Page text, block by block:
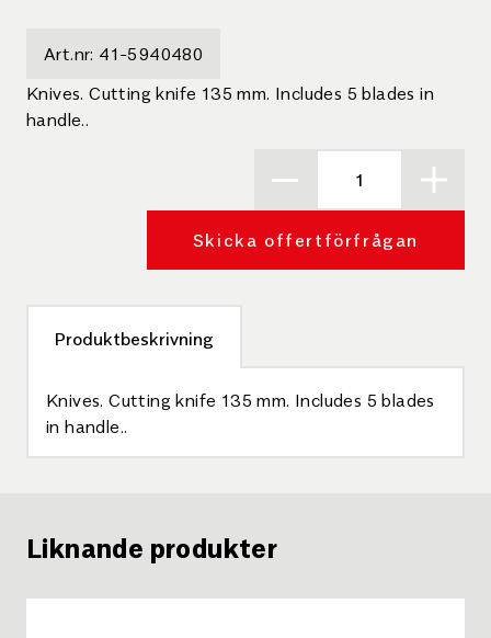
Art.nr: 41-5940480
Knives. Cutting knife 135 mm. Includes 5 blades in
handle..
Skicka offertförfrågan
Produktbeskrivning
Knives. Cutting knife 135 mm. Includes 5 blades
in handle..
Liknande produkter